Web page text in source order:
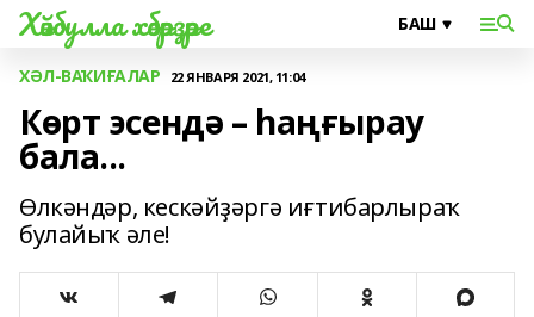
Хәйбулла хәбәрҙәре
ХӘЛ-ВАҠИҒАЛАР 22 ЯНВАРЯ 2021, 11:04
Көрт эсендә – һаңғырау
бала...
Өлкәндәр, кескәйҙәргә иғтибарлыраҡ
булайыҡ әле!